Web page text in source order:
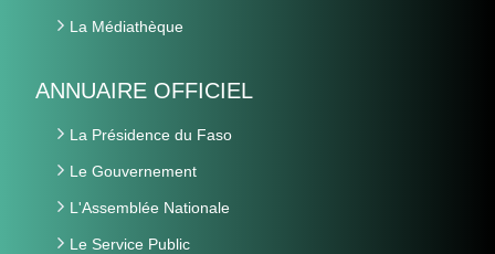
La Médiathèque
ANNUAIRE OFFICIEL
La Présidence du Faso
Le Gouvernement
L'Assemblée Nationale
Le Service Public